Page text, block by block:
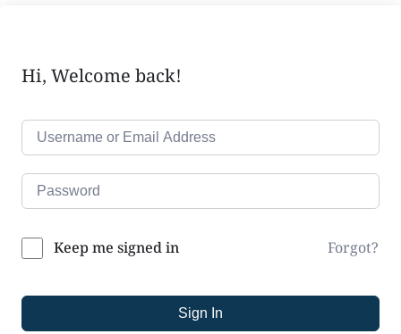
Hi, Welcome back!
Keep me signed in Forgot?
Sign In